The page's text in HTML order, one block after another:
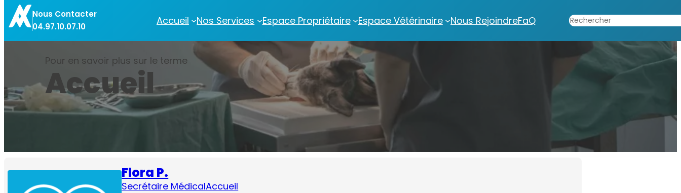
Aller
au
contenu
Nous Contacter
04.97.10.07.10
Accueil Nos Services Espace Propriétaire Espace Vétérinaire Nous RejoindreFaQ Rechercher
Pour en savoir plus sur le terme
Accueil
Flora P.
Secrétaire MédicalAccueil